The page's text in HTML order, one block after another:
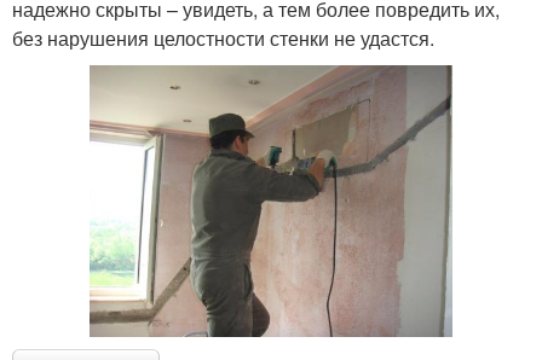
надежно скрыты – увидеть, а тем более повредить их,
без нарушения целостности стенки не удастся.